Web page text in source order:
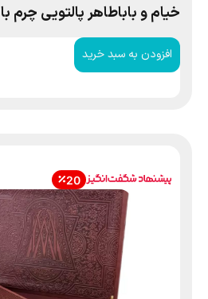
خیام و باباطاهر پالتویی چرم با 2گلدان فیروزه
افزودن به سبد خرید
20